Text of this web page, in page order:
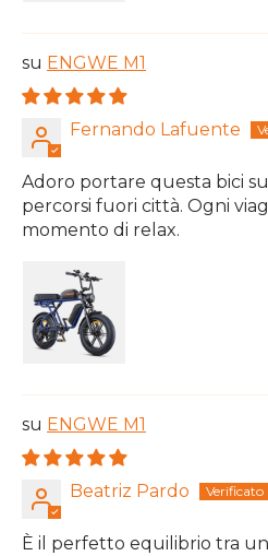
ENGWE M1
Fernando Lafuente
Adoro portare questa bici
percorsi fuori città. Ogni
momento di relax.
ENGWE M1
Beatriz Pardo
È il perfetto equilibrio tra